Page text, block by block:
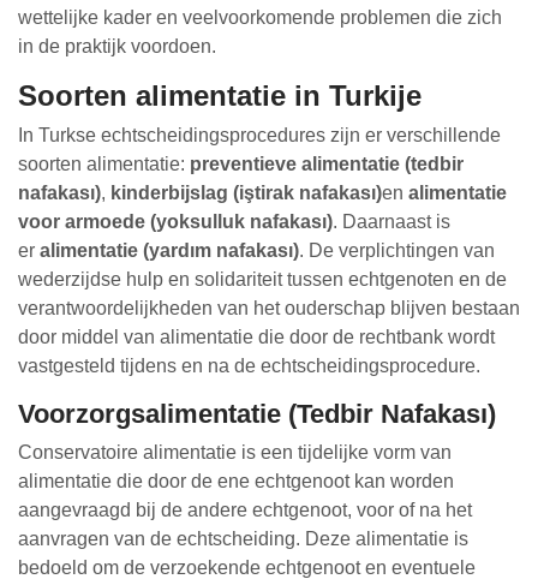
wettelijke kader en veelvoorkomende problemen die zich
in de praktijk voordoen.
Soorten alimentatie in Turkije
In Turkse echtscheidingsprocedures zijn er verschillende
soorten alimentatie: preventieve alimentatie (tedbir
nafakası), kinderbijslag (iştirak nafakası)en alimentatie
voor armoede (yoksulluk nafakası). Daarnaast is
er alimentatie (yardım nafakası). De verplichtingen van
wederzijdse hulp en solidariteit tussen echtgenoten en de
verantwoordelijkheden van het ouderschap blijven bestaan
door middel van alimentatie die door de rechtbank wordt
vastgesteld tijdens en na de echtscheidingsprocedure.
Voorzorgsalimentatie (Tedbir Nafakası)
Conservatoire alimentatie is een tijdelijke vorm van
alimentatie die door de ene echtgenoot kan worden
aangevraagd bij de andere echtgenoot, voor of na het
aanvragen van de echtscheiding. Deze alimentatie is
bedoeld om de verzoekende echtgenoot en eventuele